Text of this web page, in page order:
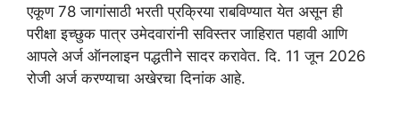
एकूण 78 जागांसाठी भरती प्रक्रिया राबविण्यात येत असून ही
परीक्षा इच्छुक पात्र उमेदवारांनी सविस्तर जाहिरात पहावी आणि
आपले अर्ज ऑनलाइन पद्धतीने सादर करावेत. दि. 11 जून 2026
रोजी अर्ज करण्याचा अखेरचा दिनांक आहे.